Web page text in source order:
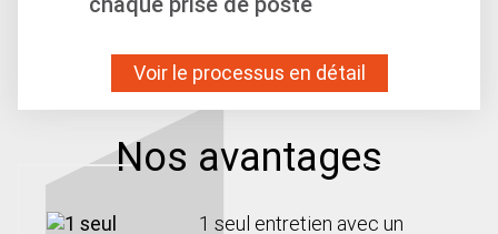
Voir le processus en détail
Nos avantages
1 seul entretien avec un